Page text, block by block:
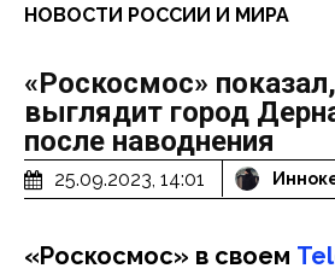
НОВОСТИ РОССИИ И МИРА
«Роскосмос»
выглядит город
после наводнения
25.09.2023, 14:01
«Роскосмос» в своем